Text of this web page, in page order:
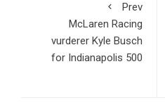
Prev
McLaren Racing
vurderer Kyle Busch
for Indianapolis 500